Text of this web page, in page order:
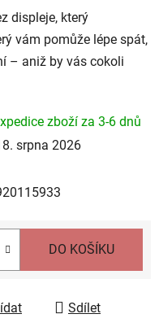
displeje, který
vám pomůže lépe spát,
– aniž by vás cokoli
zboží za 3-6 dnů
srpna 2026
DO KOŠÍKU
Sdílet